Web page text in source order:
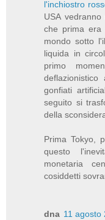
l'inchiostro
USA
che prima era
mondo sotto
liquida in
primo
gonfiati
seguito si
della
Prima Tokyo,
questo
monetaria
cosiddetti
dna 11 agosto